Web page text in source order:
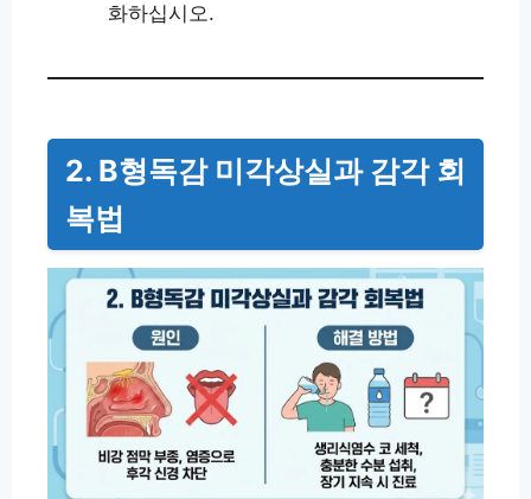
화하십시오.
2. B형독감 미각상실과 감각 회
복법